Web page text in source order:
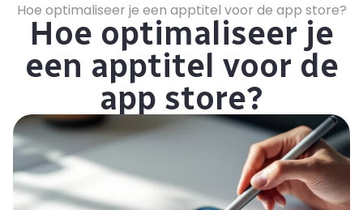
Hoe optimaliseer je een apptitel voor de app store?
Hoe optimaliseer je
een apptitel voor de
app store?